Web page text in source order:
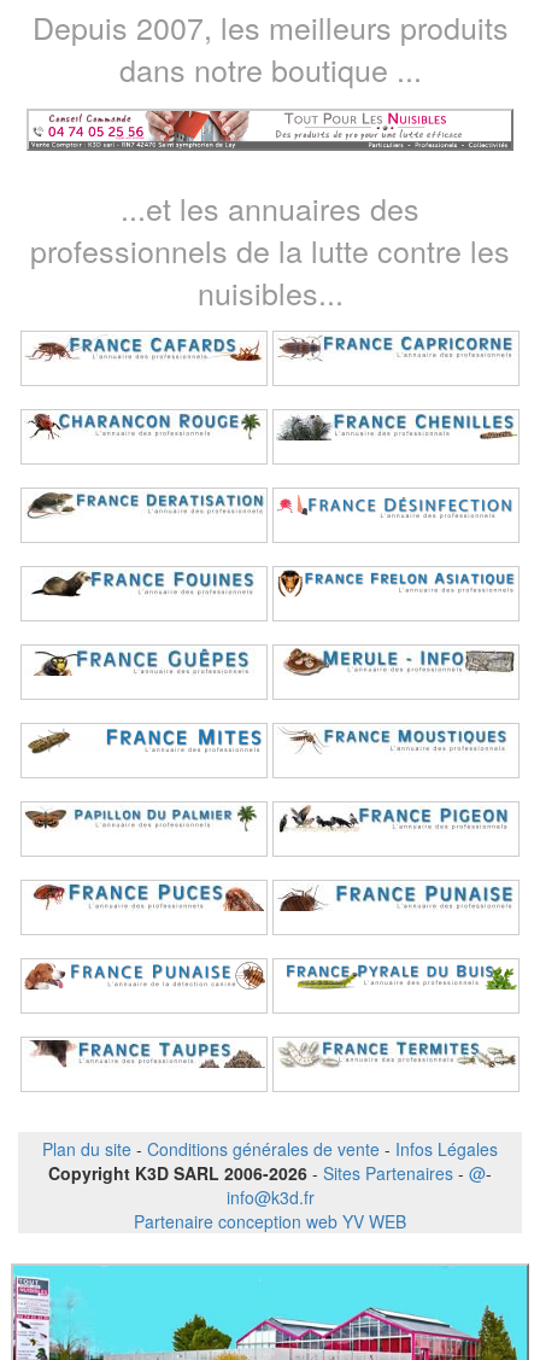
Depuis 2007, les meilleurs produits
dans notre boutique ...
...et les annuaires des
professionnels de la lutte contre les
nuisibles...
Plan du site - Conditions générales de vente - Infos Légales
Copyright K3D SARL 2006-2026 - Sites Partenaires - @-
info@k3d.fr
Partenaire conception web YV WEB